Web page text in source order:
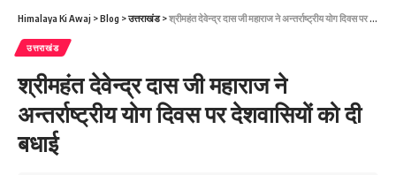
Himalaya Ki Awaj >Blog >उत्तराखंड>श्रीमहंत देवेन्द्र दास जी महाराज ने अन्तर्राष्ट्रीय योग दिवस पर देशवासियों को दी बधाई
उत्तराखंड
श्रीमहंत देवेन्द्र दास जी महाराज ने
अन्तर्राष्ट्रीय योग दिवस पर देशवासियों को दी
बधाई